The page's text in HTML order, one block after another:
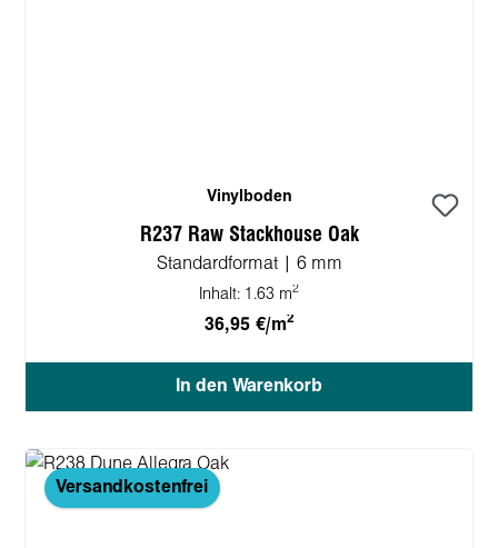
Vinylboden
R237 Raw Stackhouse Oak
Standardformat | 6 mm
Inhalt: 1.63 m2
36,95 €/m2
In den Warenkorb
Versandkostenfrei